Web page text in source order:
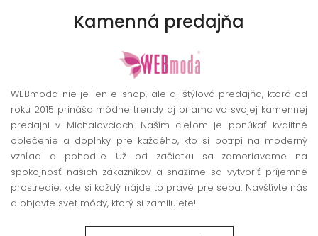
Kamenná predajňa
WEBmoda nie je len e-shop, ale aj štýlová predajňa, ktorá od
roku 2015 prináša módne trendy aj priamo vo svojej kamennej
predajni v Michalovciach. Naším cieľom je ponúkať kvalitné
oblečenie a doplnky pre každého, kto si potrpí na moderný
vzhľad a pohodlie. Už od začiatku sa zameriavame na
spokojnosť našich zákazníkov a snažíme sa vytvoriť príjemné
prostredie, kde si každý nájde to pravé pre seba. Navštívte nás
a objavte svet módy, ktorý si zamilujete!